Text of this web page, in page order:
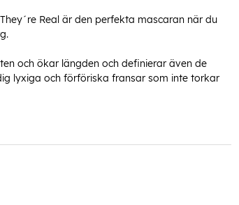
Real är den perfekta mascaran när du
och ökar längden och definierar även de
lyxiga och förföriska fransar som inte torkar